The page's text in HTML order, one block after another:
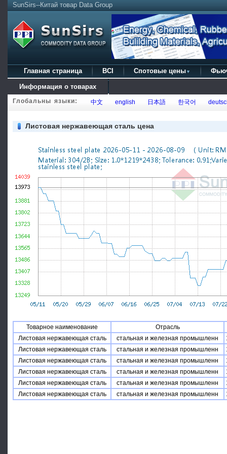
SunSirs--Китай товар Data Group
Главная страница BCI Спотовые цены ▼
Информация о товарах
Глобальны языки: 中文 english 日本語 한국어
Листовая нержавеющая сталь цена
Товарное наименование
Отрасль
Листовая нержавеющая сталь
стальная и железная промышленн
Листовая нержавеющая сталь
стальная и железная промышленн
Листовая нержавеющая сталь
стальная и железная промышленн
Листовая нержавеющая сталь
стальная и железная промышленн
Листовая нержавеющая сталь
стальная и железная промышленн
Листовая нержавеющая сталь
стальная и железная промышленн